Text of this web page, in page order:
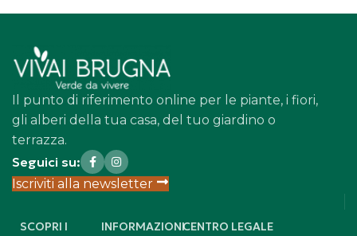
Il punto di riferimento online per le piante, i fiori,
gli alberi della tua casa, del tuo giardino o
terrazza.
Seguici su:
Iscriviti alla newsletter
SCOPRI I
INFORMAZIONICENTRO LEGALE